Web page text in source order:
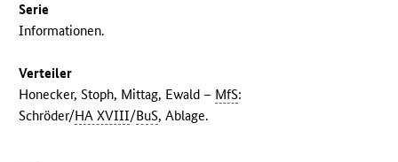
Serie
Informationen.
Verteiler
Honecker, Stoph, Mittag, Ewald – MfS:
Schröder/HA XVIII/BuS, Ablage.